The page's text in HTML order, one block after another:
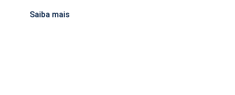
Saiba mais